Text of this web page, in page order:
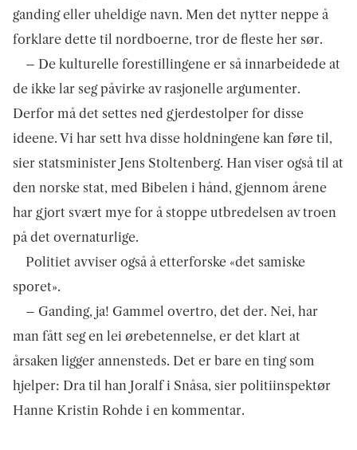
ganding eller uheldige navn. Men det nytter neppe å
forklare dette til nordboerne, tror de fleste her sør.
– De kulturelle forestillingene er så innarbeidede at
de ikke lar seg påvirke av rasjonelle argumenter.
Derfor må det settes ned gjerdestolper for disse
ideene. Vi har sett hva disse holdningene kan føre til,
sier statsminister Jens Stoltenberg. Han viser også til at
den norske stat, med Bibelen i hånd, gjennom årene
har gjort svært mye for å stoppe utbredelsen av troen
på det overnaturlige.
Politiet avviser også å etterforske «det samiske
sporet».
– Ganding, ja! Gammel overtro, det der. Nei, har
man fått seg en lei ørebetennelse, er det klart at
årsaken ligger annensteds. Det er bare en ting som
hjelper: Dra til han Joralf i Snåsa, sier politiinspektør
Hanne Kristin Rohde i en kommentar.